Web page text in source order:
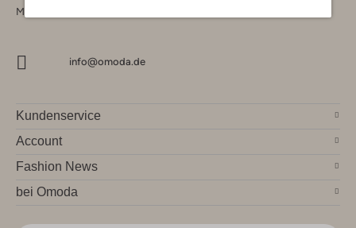
Montag - Freitag 09:00 - 17:00 uur
info@omoda.de
Kundenservice
Account
Fashion News
bei Omoda